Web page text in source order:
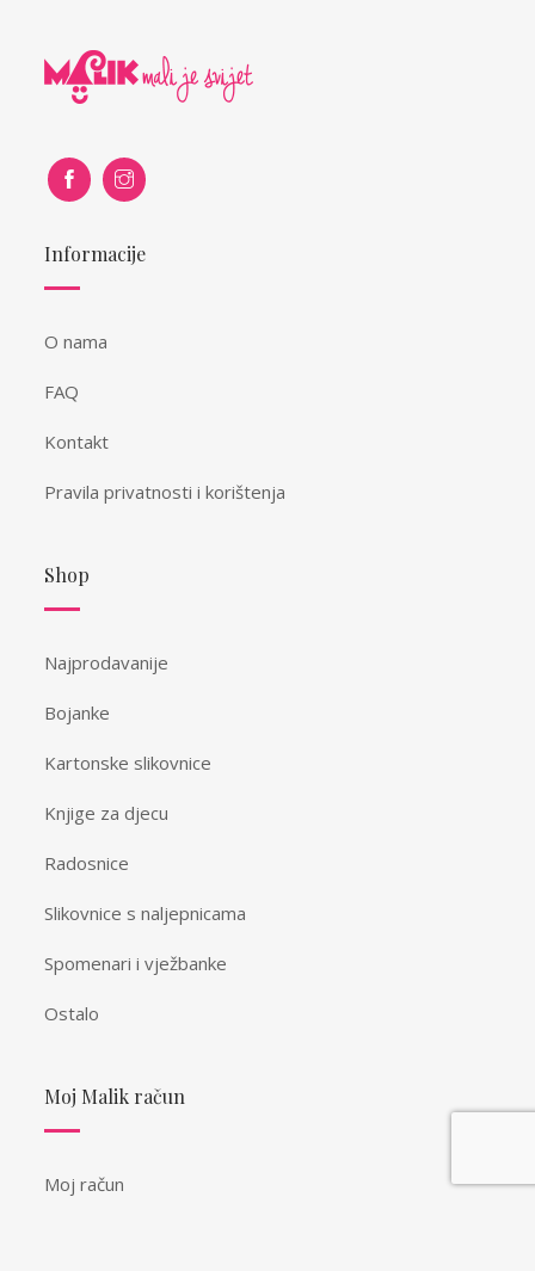
Informacije
O nama
FAQ
Kontakt
Pravila privatnosti i korištenja
Shop
Najprodavanije
Bojanke
Kartonske slikovnice
Knjige za djecu
Radosnice
Slikovnice s naljepnicama
Spomenari i vježbanke
Ostalo
Moj Malik račun
Moj račun